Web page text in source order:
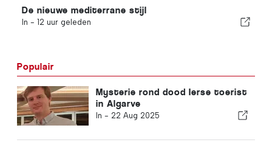
De nieuwe mediterrane stijl
In - 12 uur geleden
Populair
Mysterie rond dood Ierse toerist
in Algarve
In - 22 Aug 2025